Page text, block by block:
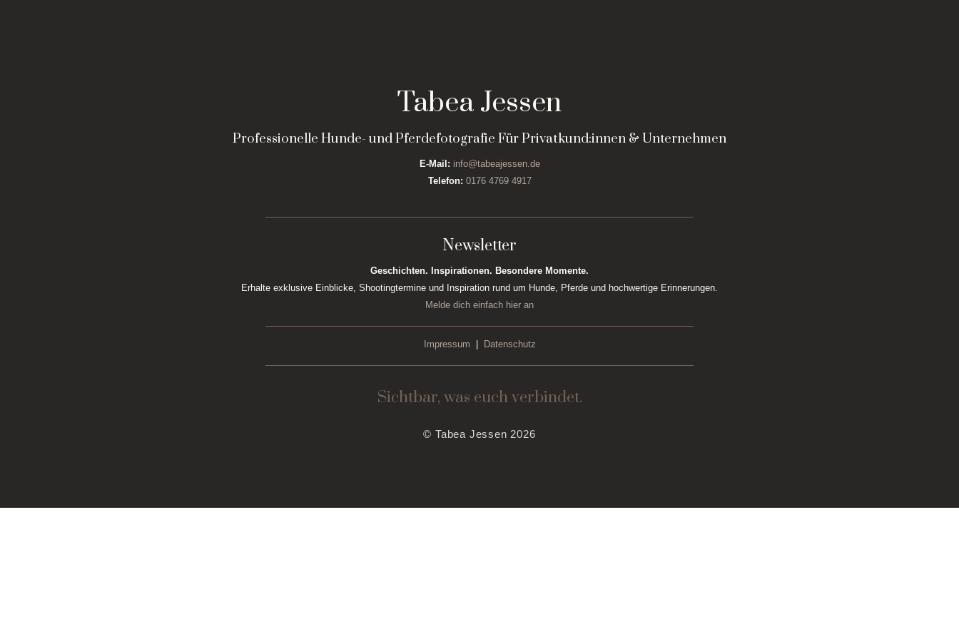
Tabea Jessen
Professionelle Hunde- und Pferdefotografie Für Privatkund:innen & Unternehmen
E-Mail: info@tabeajessen.de
Telefon: 0176 4769 4917
Newsletter
Geschichten. Inspirationen. Besondere Momente.
Erhalte exklusive Einblicke, Shootingtermine und Inspiration rund um Hunde, Pferde und hochwertige Erinnerungen.
Melde dich einfach hier an
Impressum Datenschutz
Sichtbar, was euch verbindet.
© Tabea Jessen 2026